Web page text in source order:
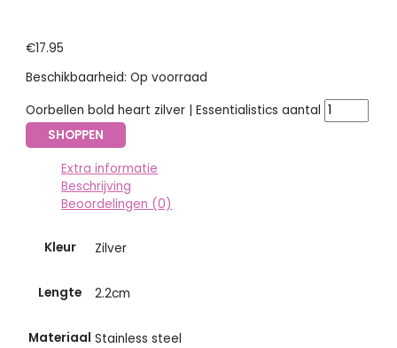
€17.95
Beschikbaarheid: Op voorraad
Oorbellen bold heart zilver | Essentialistics aantal
SHOPPEN
Extra informatie
Beschrijving
Beoordelingen (0)
Kleur Zilver
Lengte 2.2cm
Materiaal Stainless steel